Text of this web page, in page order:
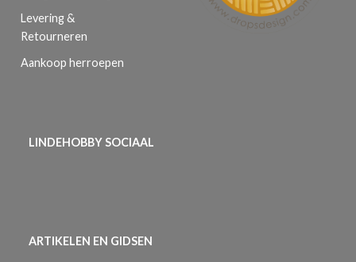
Levering &
Retourneren
Aankoop herroepen
LINDEHOBBY SOCIAAL
ARTIKELEN EN GIDSEN